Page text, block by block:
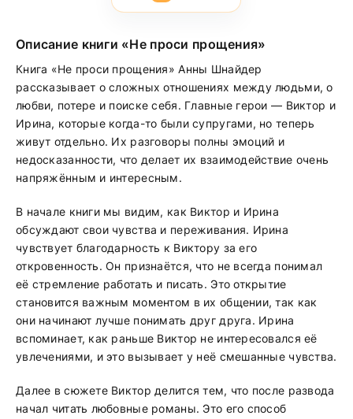
Описание книги «Не проси прощения»
Книга «Не проси прощения» Анны Шнайдер
рассказывает о сложных отношениях между людьми, о
любви, потере и поиске себя. Главные герои — Виктор и
Ирина, которые когда-то были супругами, но теперь
живут отдельно. Их разговоры полны эмоций и
недосказанности, что делает их взаимодействие очень
напряжённым и интересным.
В начале книги мы видим, как Виктор и Ирина
обсуждают свои чувства и переживания. Ирина
чувствует благодарность к Виктору за его
откровенность. Он признаётся, что не всегда понимал
её стремление работать и писать. Это открытие
становится важным моментом в их общении, так как
они начинают лучше понимать друг друга. Ирина
вспоминает, как раньше Виктор не интересовался её
увлечениями, и это вызывает у неё смешанные чувства.
Далее в сюжете Виктор делится тем, что после развода
начал читать любовные романы. Это его способ